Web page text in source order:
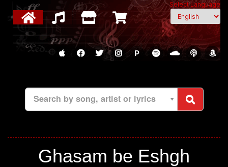
Select Language
P
Search by song, artist or lyrics
Ghasam be Eshgh